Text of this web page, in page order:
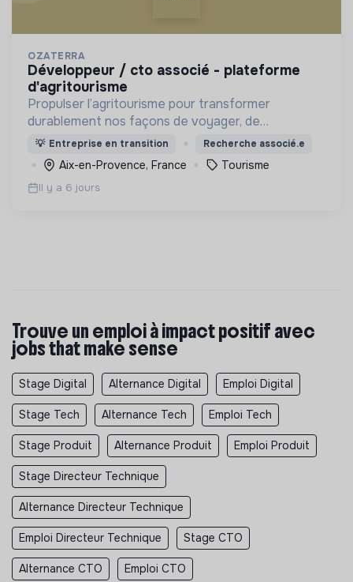
OZATERRA
développeur / cto associé - plateforme
d'agritourisme
Propulser l’agritourisme pour transformer
durablement nos façons de voyager, de
consommer et nos territoires.
💡 Entreprise en transition Recherche associé.e
Aix-en-Provence, France Tourisme
Il y a 6 jours
Trouve un emploi à impact positif avec
jobs that make sense
Stage Digital Alternance Digital Emploi Digital
Stage Tech Alternance Tech Emploi Tech
Stage Produit Alternance Produit Emploi Produit
Stage Directeur Technique
Alternance Directeur Technique
Emploi Directeur Technique Stage CTO
Alternance CTO Emploi CTO